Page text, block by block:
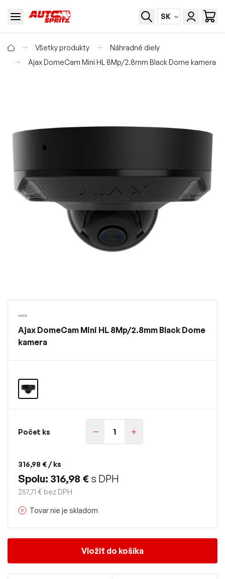
SK
Všetky produkty
Náhradné diely
Ajax DomeCam Mini HL 8Mp/2.8mm Black Dome kamera
Ajax DomeCam Mini HL 8Mp/2.8mm Black Dome
kamera
Počet ks
316,98 € / ks
Spolu: 316,98 € s DPH
257,71 € bez DPH
Tovar nie je skladom
Vložiť do košíka